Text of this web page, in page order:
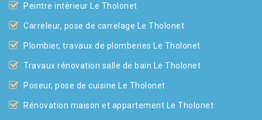
Peintre intérieur Le Tholonet
Carreleur, pose de carrelage Le Tholonet
Plombier, travaux de plomberies Le Tholonet
Travaux rénovation salle de bain Le Tholonet
Poseur, pose de cuisine Le Tholonet
Rénovation maison et appartement Le Tholonet